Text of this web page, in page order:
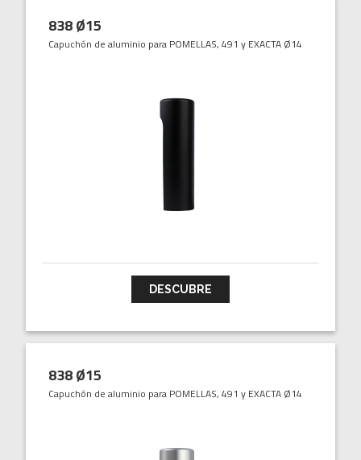
838 Ø15
Capuchón de aluminio para POMELLAS, 491 y EXACTA Ø14
DESCUBRE
838 Ø15
Capuchón de aluminio para POMELLAS, 491 y EXACTA Ø14